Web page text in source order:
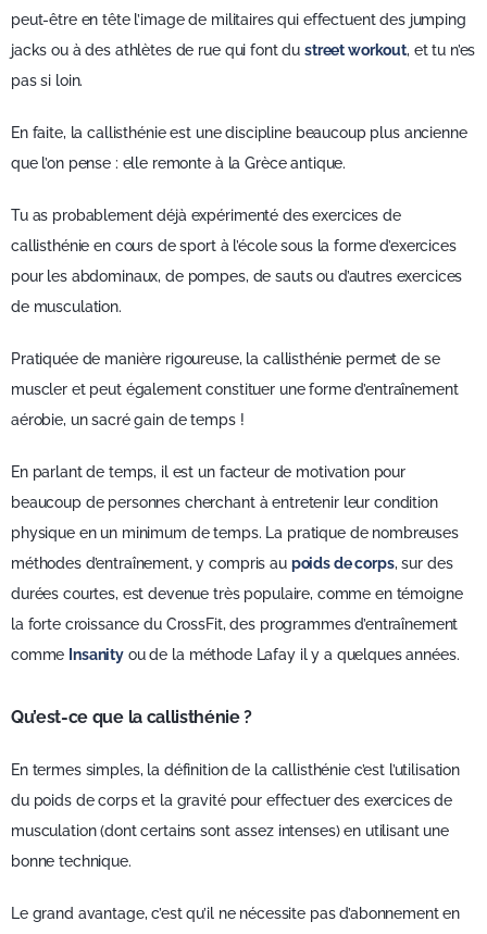
peut-être en tête l’image de militaires qui effectuent des jumping
jacks ou à des athlètes de rue qui font du street workout, et tu n’es
pas si loin.
En faite, la callisthénie est une discipline beaucoup plus ancienne
que l’on pense : elle remonte à la Grèce antique.
Tu as probablement déjà expérimenté des exercices de
callisthénie en cours de sport à l’école sous la forme d’exercices
pour les abdominaux, de pompes, de sauts ou d’autres exercices
de musculation.
Pratiquée de manière rigoureuse, la callisthénie permet de se
muscler et peut également constituer une forme d’entraînement
aérobie, un sacré gain de temps !
En parlant de temps, il est un facteur de motivation pour
beaucoup de personnes cherchant à entretenir leur condition
physique en un minimum de temps. La pratique de nombreuses
méthodes d’entraînement, y compris au poids de corps, sur des
durées courtes, est devenue très populaire, comme en témoigne
la forte croissance du CrossFit, des programmes d’entraînement
comme Insanity ou de la méthode Lafay il y a quelques années.
Qu’est-ce que la callisthénie ?
En termes simples, la définition de la callisthénie c’est l’utilisation
du poids de corps et la gravité pour effectuer des exercices de
musculation (dont certains sont assez intenses) en utilisant une
bonne technique.
Le grand avantage, c’est qu’il ne nécessite pas d’abonnement en